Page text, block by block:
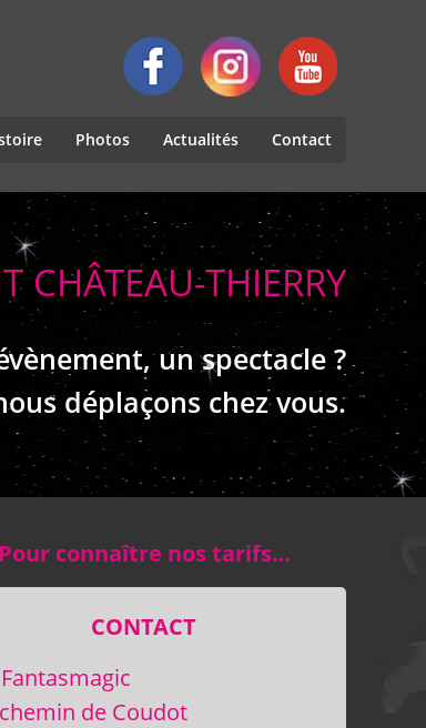
Photos Actualités Contact
CHÂTEAU-THIERRY
un spectacle ?
déplaçons chez vous.
Pour connaître nos tarifs…
CONTACT
de Coudot